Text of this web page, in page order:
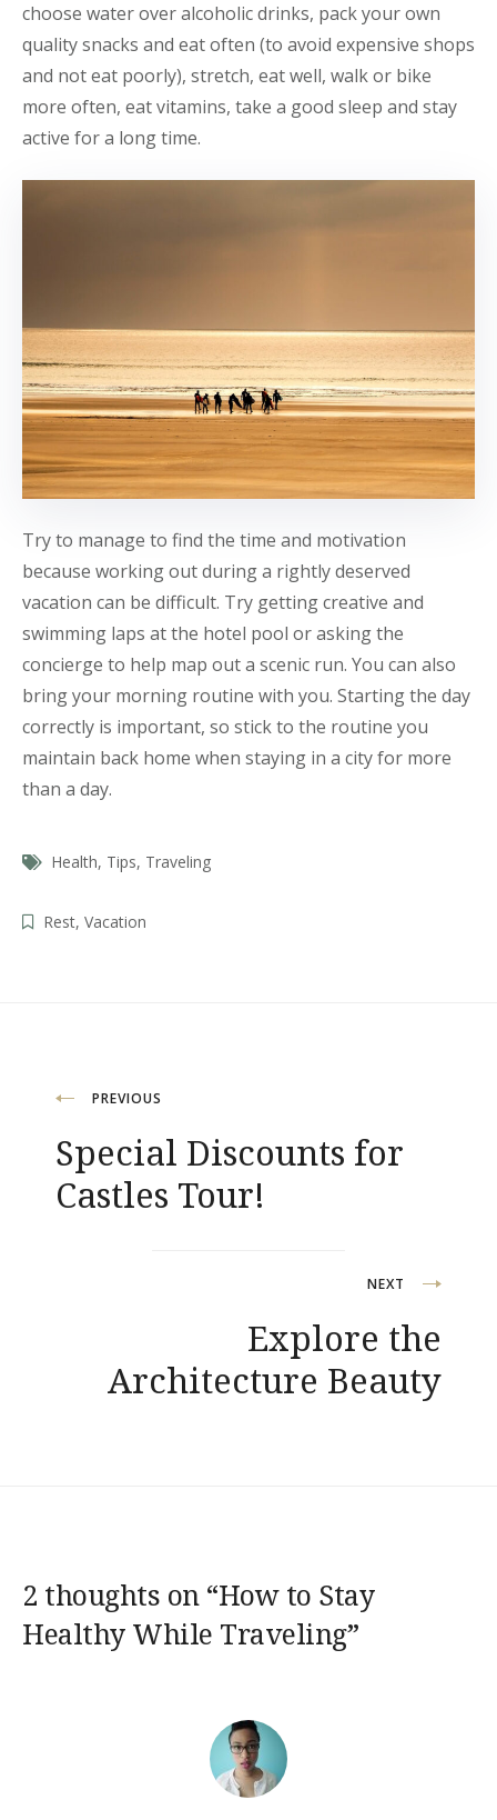
choose water over alcoholic drinks, pack your own
quality snacks and eat often (to avoid expensive shops
and not eat poorly), stretch, eat well, walk or bike
more often, eat vitamins, take a good sleep and stay
active for a long time.
Try to manage to find the time and motivation
because working out during a rightly deserved
vacation can be difficult. Try getting creative and
swimming laps at the hotel pool or asking the
concierge to help map out a scenic run. You can also
bring your morning routine with you. Starting the day
correctly is important, so stick to the routine you
maintain back home when staying in a city for more
than a day.
Health, Tips, Traveling
Rest, Vacation
Beitragsnavigation
PREVIOUS
Special Discounts for
Castles Tour!
NEXT
Explore the
Architecture Beauty
2 thoughts on “How to Stay
Healthy While Traveling”